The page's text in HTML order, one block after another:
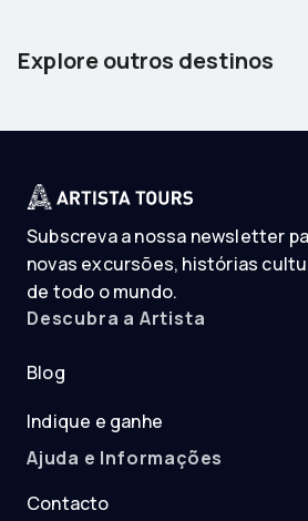
Explore outros destinos
Barcelona
Spain
Subscreva a nossa newsletter
novas excursões, histórias
de todo o mundo.
Descubra a Artista
Blog
Indique e ganhe
Ajuda e Informações
Contacto